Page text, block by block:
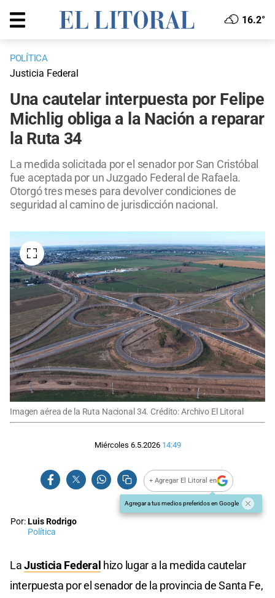
16.2°
POLÍTICA
Justicia Federal
Una cautelar interpuesta por Felipe
Michlig obliga a la Nación a reparar
la Ruta 34
La medida solicitada por el senador por San Cristóbal
fue aceptada por un Juzgado Federal de Rafaela.
Otorgó tres meses para devolver condiciones de
seguridad al camino de jurisdicción nacional.
Imagen aérea de la Ruta Nacional 34. Crédito: Archivo El Litoral
Miércoles 6.5.2026 14:49
+ Agregar El Litoral en
Agregar a tus medios preferidos en Google
Por:Luis Rodrigo
Política
LaJusticia Federal hizo lugar a la medida cautelar
interpuesta por el senador de la provincia de Santa Fe,